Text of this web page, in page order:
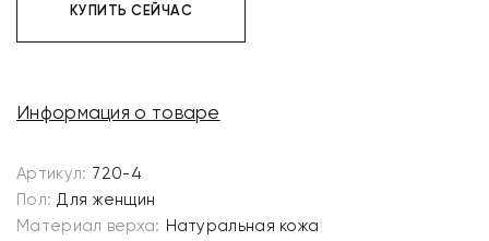
КУПИТЬ СЕЙЧАС
Информация о товаре
Артикул: 720-4
Пол: Для женщин
Материал верха: Натуральная кожа